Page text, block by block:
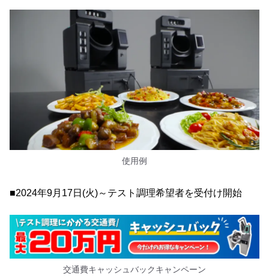
使用例
■2024年9月17日(火)～テスト調理希望者を受付け開始
交通費キャッシュバックキャンペーン